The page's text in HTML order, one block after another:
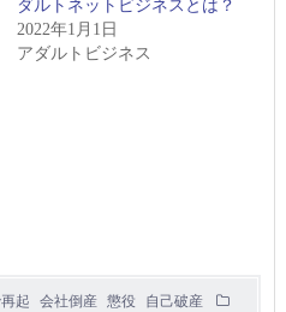
ダルトネットビジネスとは？
2022年1月1日
アダルトビジネス
起 会社倒産 懲役
自己破産